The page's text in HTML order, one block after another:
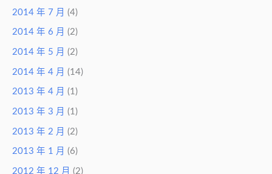
2014 年 7 月 (4)
2014 年 6 月 (2)
2014 年 5 月 (2)
2014 年 4 月 (14)
2013 年 4 月 (1)
2013 年 3 月 (1)
2013 年 2 月 (2)
2013 年 1 月 (6)
2012 年 12 月 (2)